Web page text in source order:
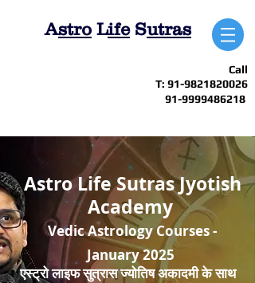
Astro LifeSutras
Call
T: 91-9821820026
91-9999486218
एस्ट्रो लाइफ सुत्रास ज्योतिष अकादमी के साथ
Astro Life Sutras Jyotish
Academy
Vedic Astrology Courses -
January 2025